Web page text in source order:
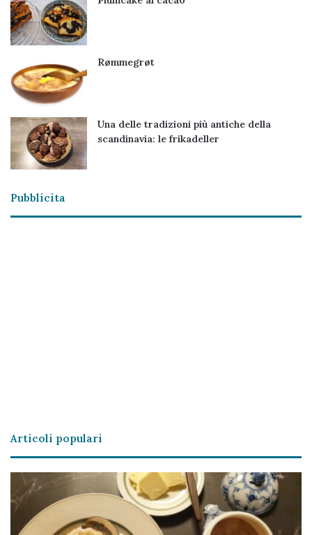
Rømmegrøt
Una delle tradizioni più antiche della
scandinavia: le frikadeller
Pubblicita
Articoli populari